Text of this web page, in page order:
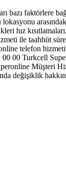
bazı faktörlere
hız
ile taahhüt
telefon
00 00 Turkcell
Müşteri
değişiklik